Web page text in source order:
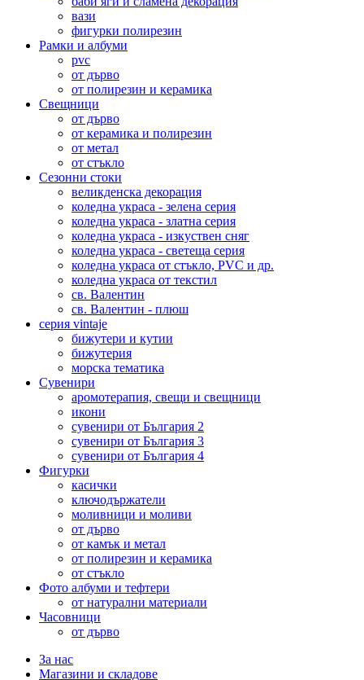
вази
фигурки полирезин
Рамки и албуми
pvc
от дърво
от полирезин и керамика
Свещници
от дърво
от керамика и полирезин
от метал
от стъкло
Сезонни стоки
великденска декорация
коледна украса - зелена серия
коледна украса - златна серия
коледна украса - изкуствен сняг
коледна украса - светеща серия
коледна украса от стъкло, PVC и др.
коледна украса от текстил
св. Валентин
св. Валентин - плюш
серия vintaje
бижутери и кутии
бижутерия
морска тематика
Сувенири
аромотерапия, свещи и свещници
икони
сувенири от България 2
сувенири от България 3
сувенири от България 4
Фигурки
касички
ключодържатели
моливници и моливи
от дърво
от камък и метал
от полирезин и керамика
от стъкло
Фото албуми и тефтери
от натурални материали
Часовници
от дърво
За нас
Магазини и складове